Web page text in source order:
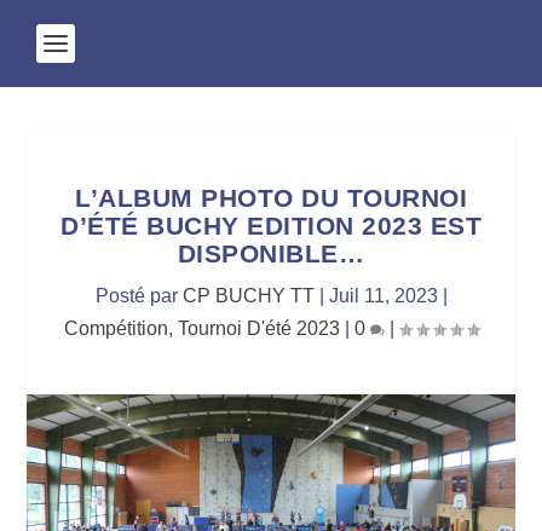
L’ALBUM PHOTO DU TOURNOI
D’ÉTÉ BUCHY EDITION 2023 EST
DISPONIBLE…
Posté par CP BUCHY TT| Juil 11, 2023|
Compétition, Tournoi D'été 2023| 0 |